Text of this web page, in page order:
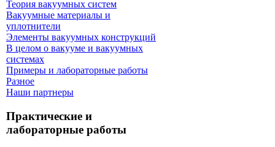
Теория вакуумных систем
Вакуумные материалы и
уплотнители
Элементы вакуумных конструкций
В целом о вакууме и вакуумных
системах
Примеры и лабораторные работы
Разное
Наши партнеры
Практические и
лабораторные работы